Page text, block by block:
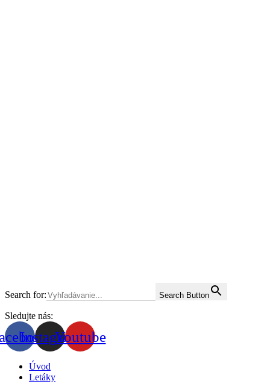
Search for: Search Button
Sledujte nás:
InstagramYoutube
Úvod
Letáky